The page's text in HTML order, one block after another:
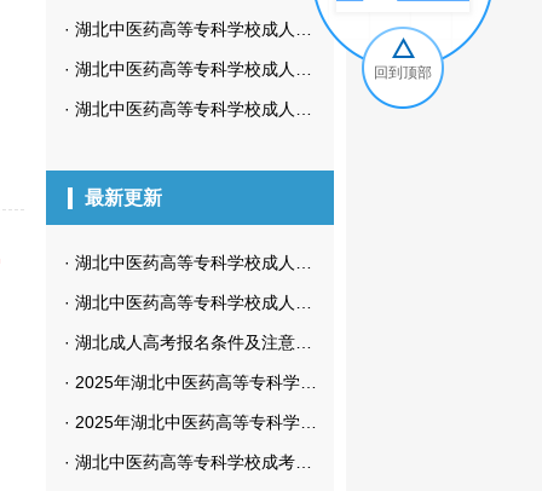
· 湖北中医药高等专科学校成人高考录取后怎样查询
· 湖北中医药高等专科学校成人高考多久可以查询成绩
· 湖北中医药高等专科学校成人高考多久可以毕业？
最新更新
· 湖北中医药高等专科学校成人高考微信交流群及微信公众号
· 湖北中医药高等专科学校成人高考招生简章
· 湖北成人高考报名条件及注意事项全攻略来了！
· 2025年湖北中医药高等专科学校成考学位申请条件全解答
· 2025年湖北中医药高等专科学校成考专升本考什么？怎么考？
· 湖北中医药高等专科学校成考专升本含金量低？背单词技巧全揭秘！
回到顶部